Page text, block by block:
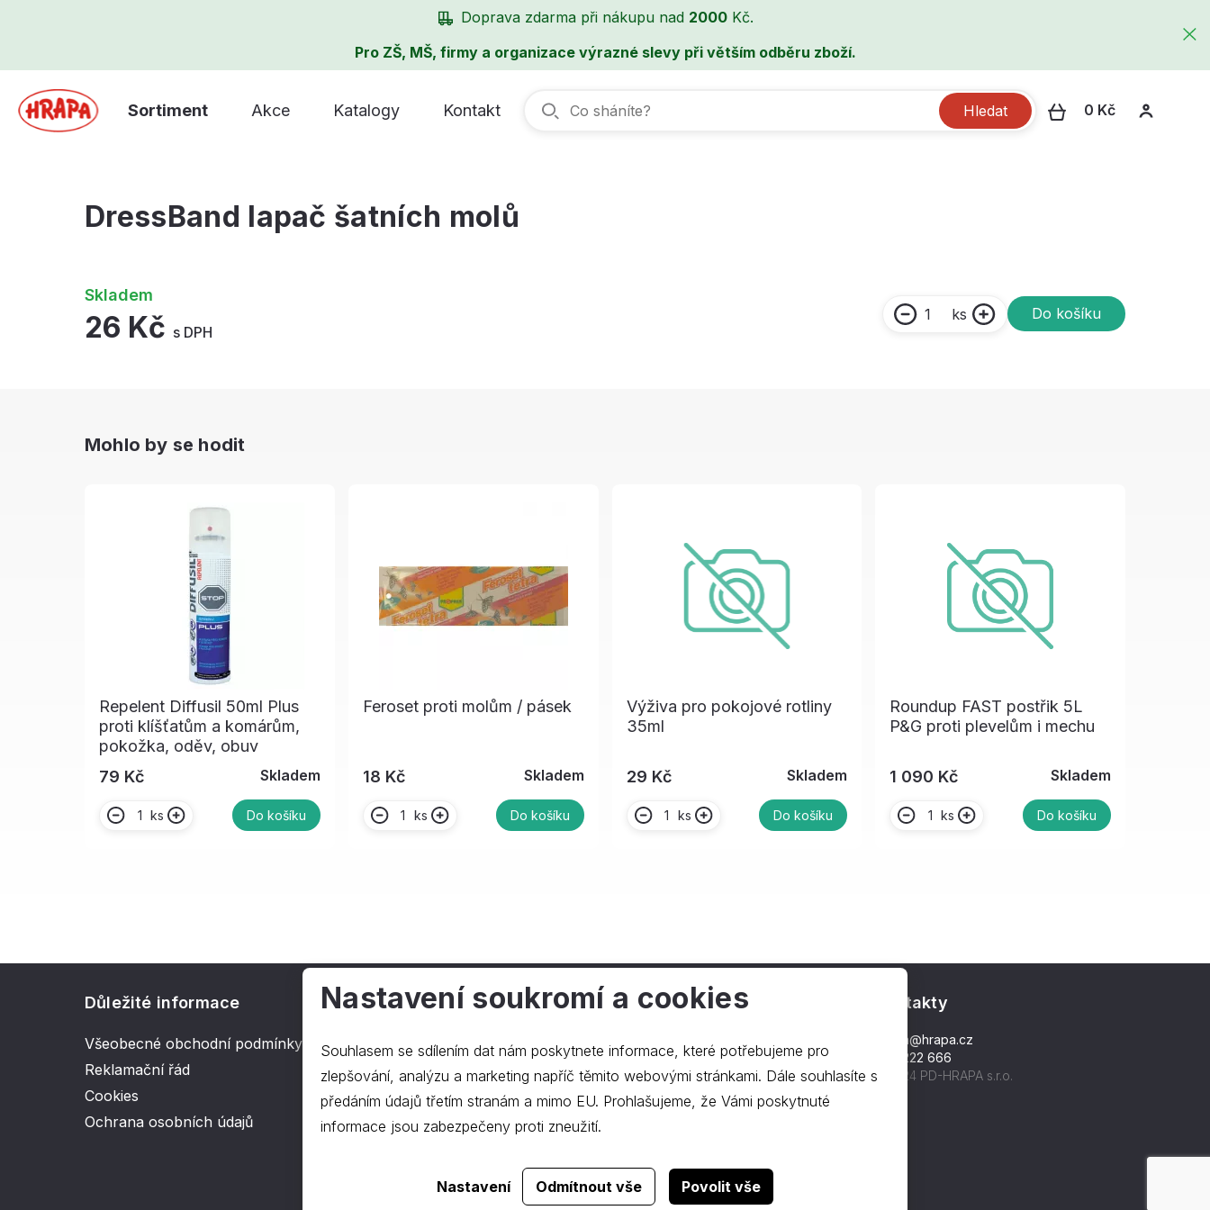
Doprava zdarma při nákupu nad 2000 Kč.
Pro ZŠ, MŠ, firmy a organizace výrazné slevy při větším odběru zboží.
Sortiment Akce Katalogy Kontakt Hledat 0 Kč
DressBand lapač šatních molů
Skladem
26 Kč s DPH
ks Do košíku
Mohlo by se hodit
Repelent Diffusil 50ml Plus
proti klíšťatům a komárům,
pokožka, oděv, obuv
79 Kč
Skladem
ks Do košíku
Feroset proti molům / pásek
18 Kč Skladem
ks Do košíku
Výživa pro pokojové rotliny
35ml
29 Kč Skladem
ks Do košíku
Roundup FAST postřik 5L
P&G proti plevelům i mechu
1 090 Kč Skladem
ks Do košíku
Důležité informace
Všeobecné obchodní podmínky
Reklamační řád
Cookies
Ochrana osobních údajů
O společnosti
Kontakt
O nás
Kontakty
hrapa@hrapa.cz
577 222 666
©2024 PD-HRAPA s.r.o.
Realizace webudgstudio.
Nastavení soukromí a cookies
Souhlasem se sdílením dat nám poskytnete informace, které potřebujeme pro
zlepšování, analýzu a marketing napříč těmito webovými stránkami. Dále souhlasíte s
předáním údajů třetím stranám a mimo EU. Prohlašujeme, že Vámi poskytnuté
informace jsou zabezpečeny proti zneužití.
Nastavení Odmítnout vše Povolit vše